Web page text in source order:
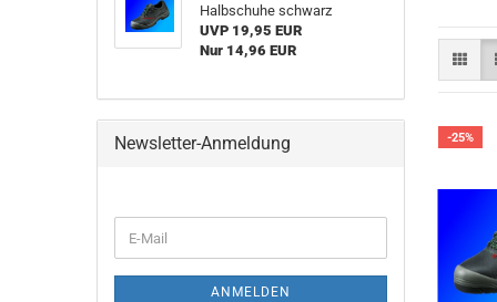
-25%
Halbschuhe schwarz
UVP 19,95 EUR
Nur 14,96 EUR
Newsletter-Anmeldung
ZUR
E-
Mail
ANMELDEN